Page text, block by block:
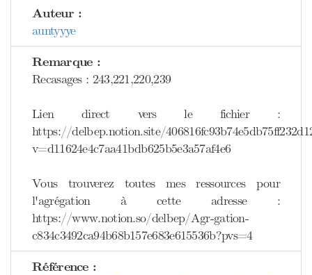
Auteur :
auntyyye
Remarque :
Recasages : 243,221,220,239
Lien direct vers le fichier :
https://delbep.notion.site/
v=d11624e4c7aa41bdb625b5e3a57af4e6
Vous trouverez toutes mes ressources pour
l'agrégation à cette adresse :
https://www.notion.so/delbep/Agr-gation-
c834c3492ca94b68b157e683e615536b?pvs=4
Référence :